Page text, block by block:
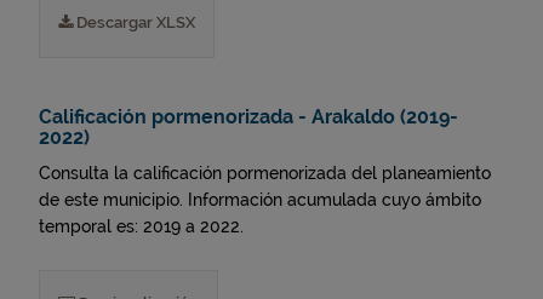
Descargar XLSX
Calificación pormenorizada - Arakaldo (2019-
2022)
Consulta la calificación pormenorizada del planeamiento
de este municipio. Información acumulada cuyo ámbito
temporal es: 2019 a 2022.